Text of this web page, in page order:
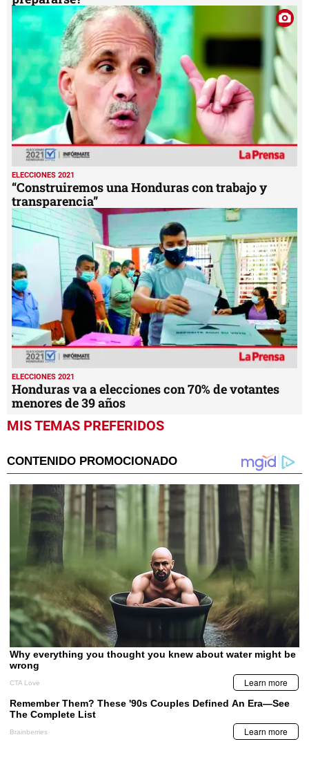
ELECCIONES 2021
“Construiremos una Honduras con trabajo y
transparencia”
ELECCIONES 2021
Honduras va a elecciones con 70% de votantes
menores de 39 años
MIS TEMAS PREFERIDOS